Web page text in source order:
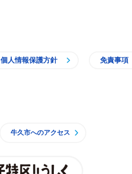
個人情報保護方針 免責事項
牛久市へのアクセス